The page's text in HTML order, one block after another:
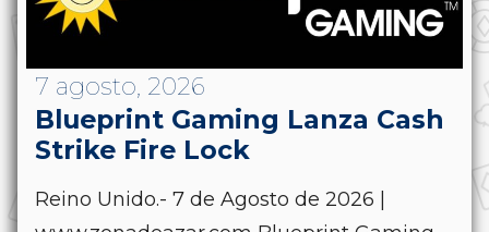
7 agosto, 2026
Blueprint Gaming Lanza Cash
Strike Fire Lock
Reino Unido.- 7 de Agosto de 2026 |